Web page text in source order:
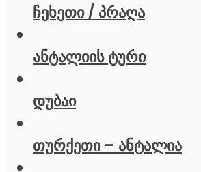
ჩეხეთი / პრაღა
ანტალიის ტური
დუბაი
თურქეთი – ანტალია